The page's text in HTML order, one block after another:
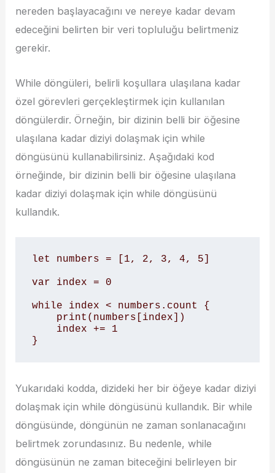
nereden başlayacağını ve nereye kadar devam
edeceğini belirten bir veri topluluğu belirtmeniz
gerekir.
While döngüleri, belirli koşullara ulaşılana kadar
özel görevleri gerçekleştirmek için kullanılan
döngülerdir. Örneğin, bir dizinin belli bir öğesine
ulaşılana kadar diziyi dolaşmak için while
döngüsünü kullanabilirsiniz. Aşağıdaki kod
örneğinde, bir dizinin belli bir öğesine ulaşılana
kadar diziyi dolaşmak için while döngüsünü
kullandık.
let numbers = [1, 2, 3, 4, 5]
var index = 0
while index < numbers.count {
}
Yukarıdaki kodda, dizideki her bir öğeye kadar diziyi
dolaşmak için while döngüsünü kullandık. Bir while
döngüsünde, döngünün ne zaman sonlanacağını
belirtmek zorundasınız. Bu nedenle, while
döngüsünün ne zaman biteceğini belirleyen bir